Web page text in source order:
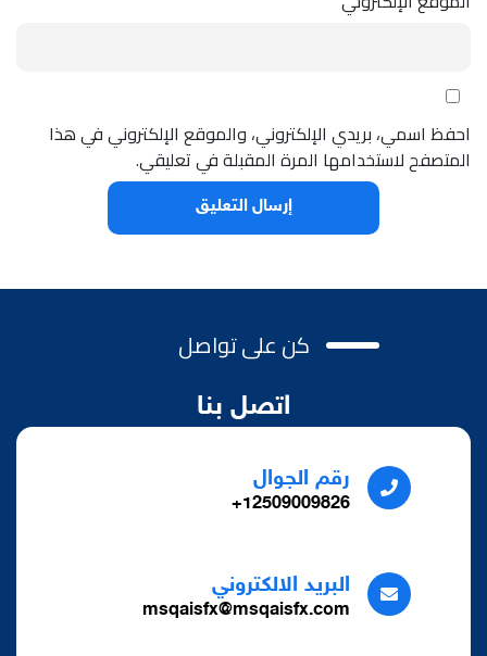
احفظ اسمي، بريدي الإلكتروني، والموقع الإلكتروني في هذا
المتصفح لاستخدامها المرة المقبلة في تعليقي.
كن على تواصل
اتصل بنا
رقم الجوال
12509009826+
البريد الالكتروني
msqaisfx@msqaisfx.com